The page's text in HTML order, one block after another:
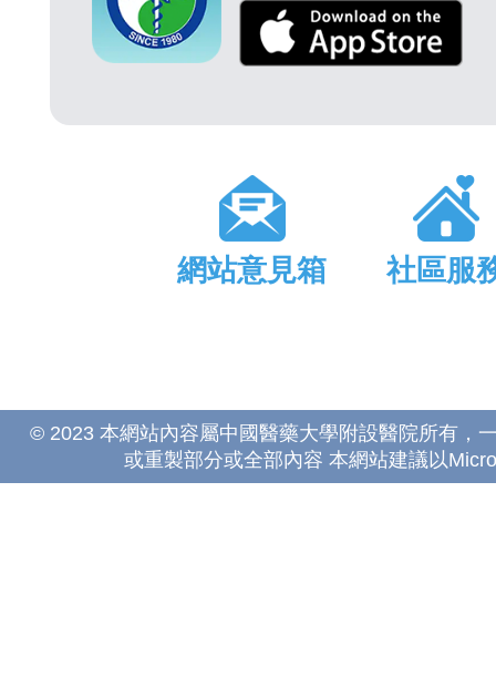
網站意見箱 社區服
© 2023 本網站內容屬中國醫藥大學附設醫院所有，
或重製部分或全部內容 本網站建議以